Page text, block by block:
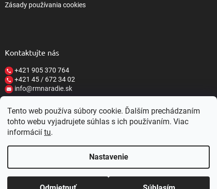
Tento web používa súbory cookie. Ďalším prechádzaním
tohto webu vyjadrujete súhlas s ich používaním. Viac
informácií tu.
Nastavenie
ZĽAVY 10-20% Zaregistrujte sa u nás a Z KAŽDÉHO
Zásady používania cookies
Kontaktujte nás
+421 905 370 764
+421 45 / 672 34 02
info@rmnaradie.sk
Copyright 2026RM NÁRADIE. Všetky práva vyhradené.Upraviť
Nastavenie | Úprava | Custom =